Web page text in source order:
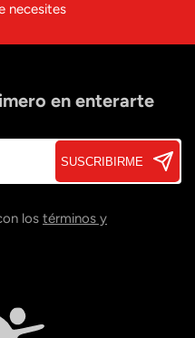
necesites
en enterarte
SUSCRIBIRME
los términos y